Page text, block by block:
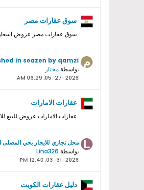
سوق عقارات مصر
سوق عقارات مصر عروض اسعار
in seazen by qamzi
بواسطةمختار
05-27-2026, 06:29 AM
عقارات الامارات
عقارات الامارات عروض
محل تجاري للايجار بحي المصلى
بواسطة Lina326
03-31-2026, 12:40 PM
دليل عقارات الكويت